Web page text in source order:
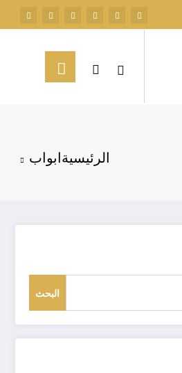
الرئيسية ابواب
البحث